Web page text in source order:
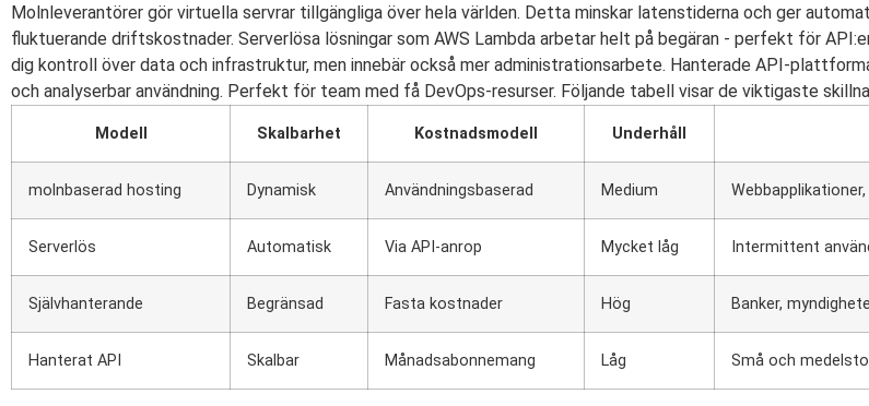
Molnleverantörer gör virtuella servrar tillgängliga över hela världen. Detta minskar latenstiderna och ger
fluktuerande driftskostnader. Serverlösa lösningar som AWS Lambda arbetar helt på begäran - perfekt för
dig kontroll över data och infrastruktur, men innebär också mer administrationsarbete. Hanterade API-
och analyserbar användning. Perfekt för team med få DevOps-resurser. Följande tabell visar de viktigaste
Modell Skalbarhet Kostnadsmodell Underhåll
molnbaserad hosting Dynamisk Användningsbaserad Medium
Serverlös Automatisk Via API-anrop Mycket låg Intermittent
Självhanterande Begränsad Fasta kostnader Hög Banker,
Hanterat API Skalbar Månadsabonnemang Låg Små och